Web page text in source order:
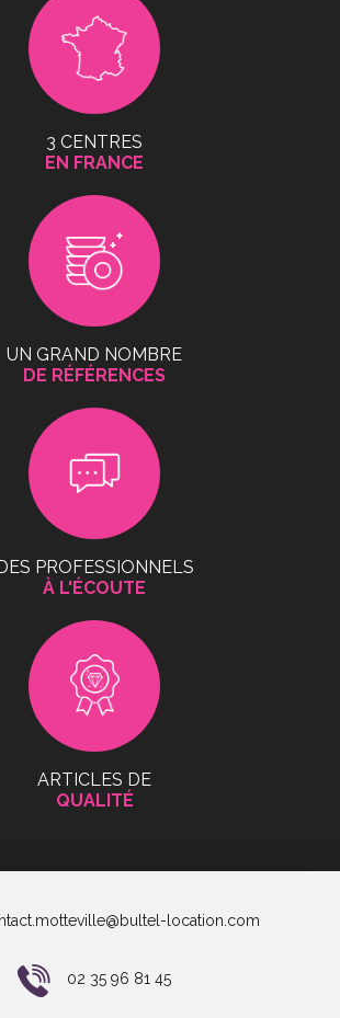
3 CENTRES
EN FRANCE
UN GRAND NOMBRE
DE RÉFÉRENCES
PROFESSIONNELS
À L'ÉCOUTE
ARTICLES DE
QUALITÉ
location.com
02 35 96 81 45